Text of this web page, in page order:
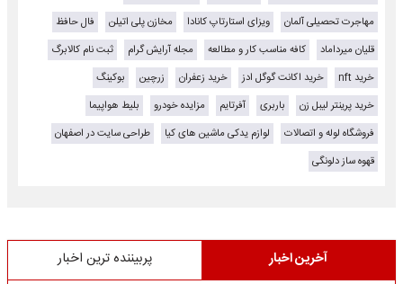
مهاجرت تحصیلی آلمان
ویزای استارتاپ کانادا مخازن پلی اتیلن
فال حافظ
قلیان میرداماد
کافه مناسب کار و مطالعه مجله آرایش گرام
ثبت نام کالابرگ
خرید nft
خرید اکانت گوگل ادز خرید زعفران زرچین
بوکینگ
خرید پرینتر لیبل زن
باربری آفرتایم مزایده خودرو
بلیط هواپیما
فروشگاه لوله و اتصالات
لوازم یدکی ماشین های کیا
طراحی سایت در اصفهان
قهوه ساز دلونگی
آخرین اخبار پربیننده ترین اخبار